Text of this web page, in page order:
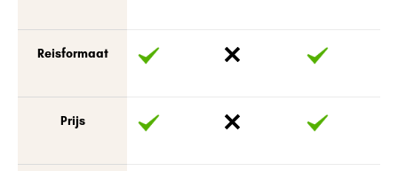
Reisformaat
Prijs